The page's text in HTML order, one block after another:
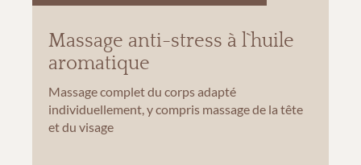
Massage anti-stress à l`huile
aromatique
Massage complet du corps adapté
individuellement, y compris massage de la tête
et du visage